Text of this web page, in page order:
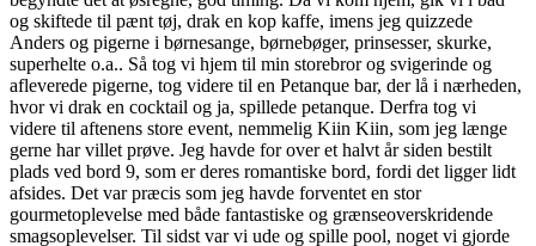
og skiftede til pænt tøj, drak en kop kaffe, imens jeg quizzede
Anders og pigerne i børnesange, børnebøger, prinsesser, skurke,
superhelte o.a.. Så tog vi hjem til min storebror og svigerinde og
afleverede pigerne, tog videre til en Petanque bar, der lå i nærheden,
hvor vi drak en cocktail og ja, spillede petanque. Derfra tog vi
videre til aftenens store event, nemmelig Kiin Kiin, som jeg længe
gerne har villet prøve. Jeg havde for over et halvt år siden bestilt
plads ved bord 9, som er deres romantiske bord, fordi det ligger lidt
afsides. Det var præcis som jeg havde forventet en stor
gourmetoplevelse med både fantastiske og grænseoverskridende
smagsoplevelser. Til sidst var vi ude og spille pool, noget vi gjorde